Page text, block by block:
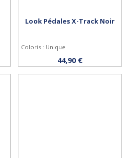
Acheter
Look Pédales X-Track Noir
Coloris : Unique
44,90 €